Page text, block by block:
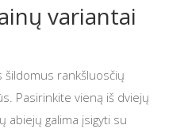
variantai
rankšluosčių
Pasirinkite vieną iš dviejų
abiejų galima įsigyti su